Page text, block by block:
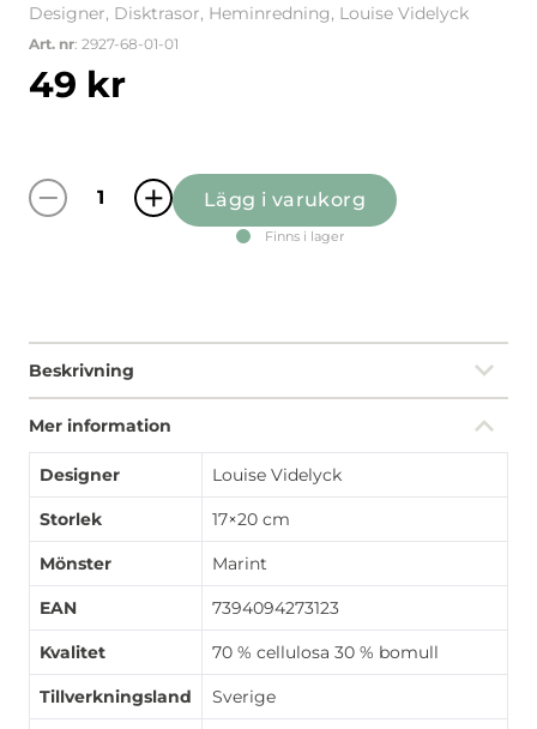
Designer, Disktrasor, Heminredning, Louise Videlyck
Art. nr: 2927-68-01-01
49 kr
Kust offwhite disktrasa mängd
Lägg i varukorg
Finns i lager
Beskrivning
Mer information
Designer Louise Videlyck
Storlek 17×20 cm
Mönster Marint
EAN 7394094273123
Kvalitet 70 % cellulosa 30 % bomull
Tillverkningsland Sverige